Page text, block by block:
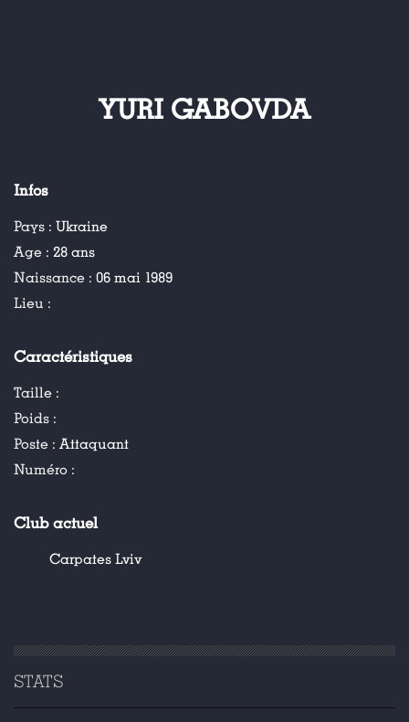
YURI GABOVDA
Infos
Pays : Ukraine
Age : 28 ans
Naissance : 06 mai 1989
Lieu :
Caractéristiques
Taille :
Poids :
Poste : Attaquant
Numéro :
Club actuel
Carpates Lviv
STATS